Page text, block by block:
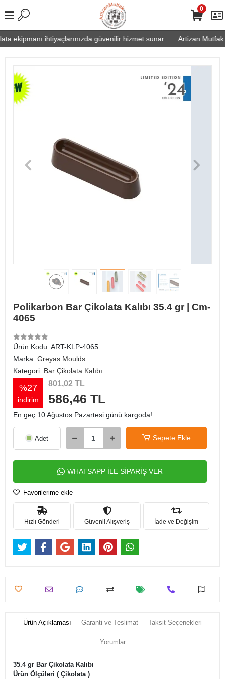
ekipmanı ihtiyaçlarınızda güvenilir hizmet sunar. Artizan Mutfak
0
Polikarbon Bar Çikolata Kalıbı 35.4 gr | Cm-
4065
Ürün Kodu: ART-KLP-4065
Marka: Greyas Moulds
Kategori: Bar Çikolata Kalıbı
%27
indirim
801,02 TL
586,46 TL
En geç 10 Ağustos Pazartesi günü kargoda!
Adet Sepete Ekle
WHATSAPP İLE SİPARİŞ VER
Favorilerime ekle
Hızlı Gönderi Güvenli Alışveriş İade ve Değişim
Ürün Açıklaması Garanti ve Teslimat Taksit Seçenekleri
Yorumlar
35.4 gr Bar Çikolata Kalıbı
Ürün Ölçüleri ( Çikolata )